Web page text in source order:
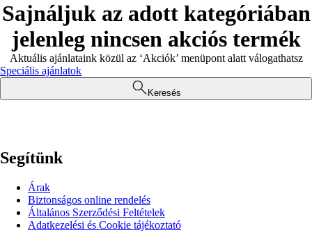
Sajnáljuk az adott kategóriában
jelenleg nincsen akciós termék
Aktuális ajánlataink közül az ‘Akciók’ menüpont alatt válogathatsz
Speciális ajánlatok
Keresés
Segítünk
Árak
Biztonságos online rendelés
Általános Szerződési Feltételek
Adatkezelési és Cookie tájékoztató